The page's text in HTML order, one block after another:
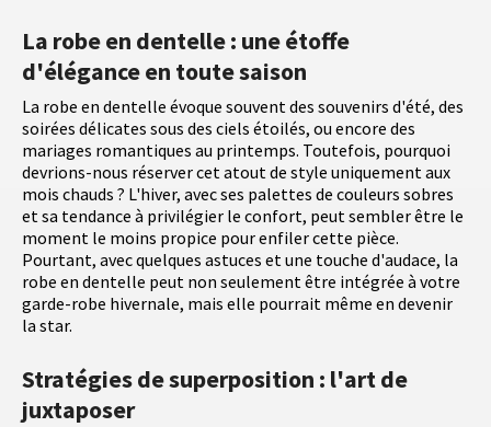
La robe en dentelle : une étoffe
d'élégance en toute saison
La robe en dentelle évoque souvent des souvenirs d'été, des
soirées délicates sous des ciels étoilés, ou encore des
mariages romantiques au printemps. Toutefois, pourquoi
devrions-nous réserver cet atout de style uniquement aux
mois chauds ? L'hiver, avec ses palettes de couleurs sobres
et sa tendance à privilégier le confort, peut sembler être le
moment le moins propice pour enfiler cette pièce.
Pourtant, avec quelques astuces et une touche d'audace, la
robe en dentelle peut non seulement être intégrée à votre
garde-robe hivernale, mais elle pourrait même en devenir
la star.
Stratégies de superposition : l'art de
juxtaposer